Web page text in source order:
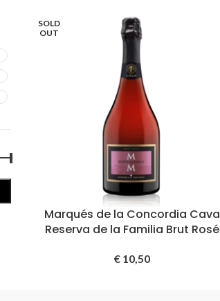
SOLD
OUT
Marqués de la Concordia Cava
Reserva de la Familia Brut Rosé
€10,50